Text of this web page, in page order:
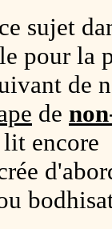
sujet
pour la
de
de